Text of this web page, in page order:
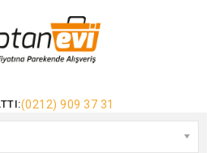
(0212) 909 37 31